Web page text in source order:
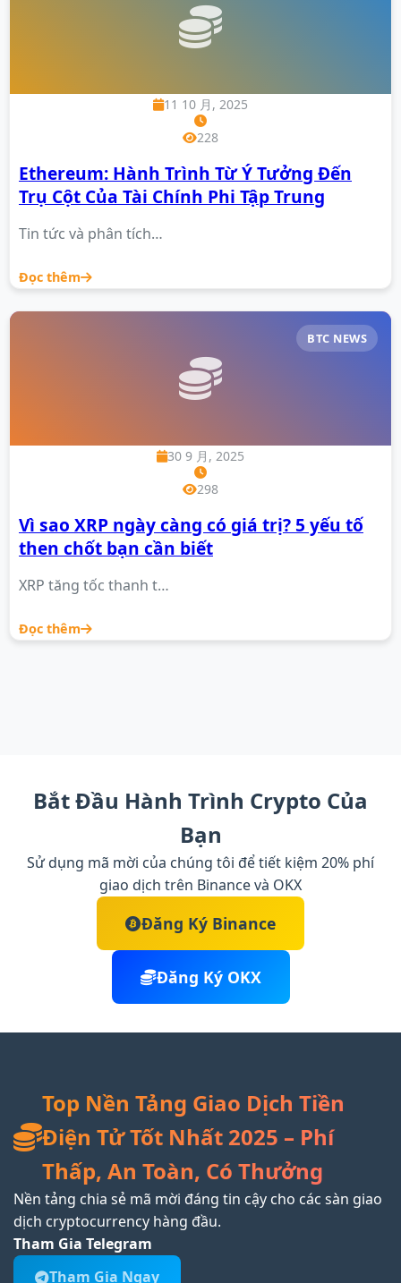
11 10 月, 2025
228
Ethereum: Hành Trình Từ Ý Tưởng Đến
Trụ Cột Của Tài Chính Phi Tập Trung
Tin tức và phân tích…
Đọc thêm
BTC NEWS
30 9 月, 2025
298
Vì sao XRP ngày càng có giá trị? 5 yếu tố
then chốt bạn cần biết
XRP tăng tốc thanh t…
Đọc thêm
Bắt Đầu Hành Trình Crypto Của
Bạn
Sử dụng mã mời của chúng tôi để tiết kiệm 20% phí
giao dịch trên Binance và OKX
Đăng Ký Binance
Đăng Ký OKX
Top Nền Tảng Giao Dịch Tiền
Điện Tử Tốt Nhất 2025 – Phí
Thấp, An Toàn, Có Thưởng
Nền tảng chia sẻ mã mời đáng tin cậy cho các sàn giao
dịch cryptocurrency hàng đầu.
Tham Gia Telegram
Tham Gia Ngay